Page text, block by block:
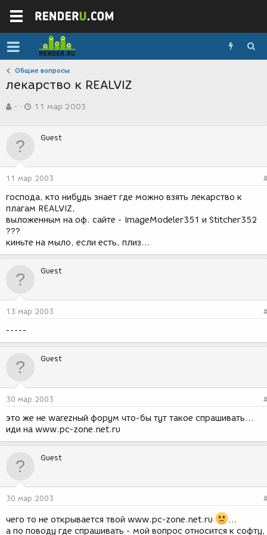
Общие вопросы
лекарство к REALVIZ
в
р
м
-
а
д
н
и
я
11 мар 2003
Guest
11 мар 2003
господа, кто нибудь знает где можно взять лекарство к
плагам REALVIZ,
выложенным на оф. сайте - ImageModeler351 и Stitcher352
???
киньте на мыло, если есть, плиз...
Guest
13 мар 2003
-----
Guest
30 мар 2003
это же не warezный форум что-бы тут такое спрашивать...
иди на www.pc-zone.net.ru
Guest
30 мар 2003
чего то не открывается твой www.pc-zone.net.ru
...
а по поводу где спрашивать - мой вопрос относится к софту,